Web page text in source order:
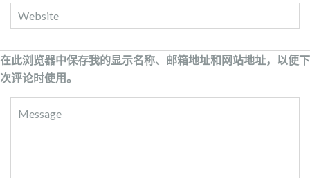
在此浏览器中保存我的显示名称、邮箱地址和网站地址，以便下
次评论时使用。